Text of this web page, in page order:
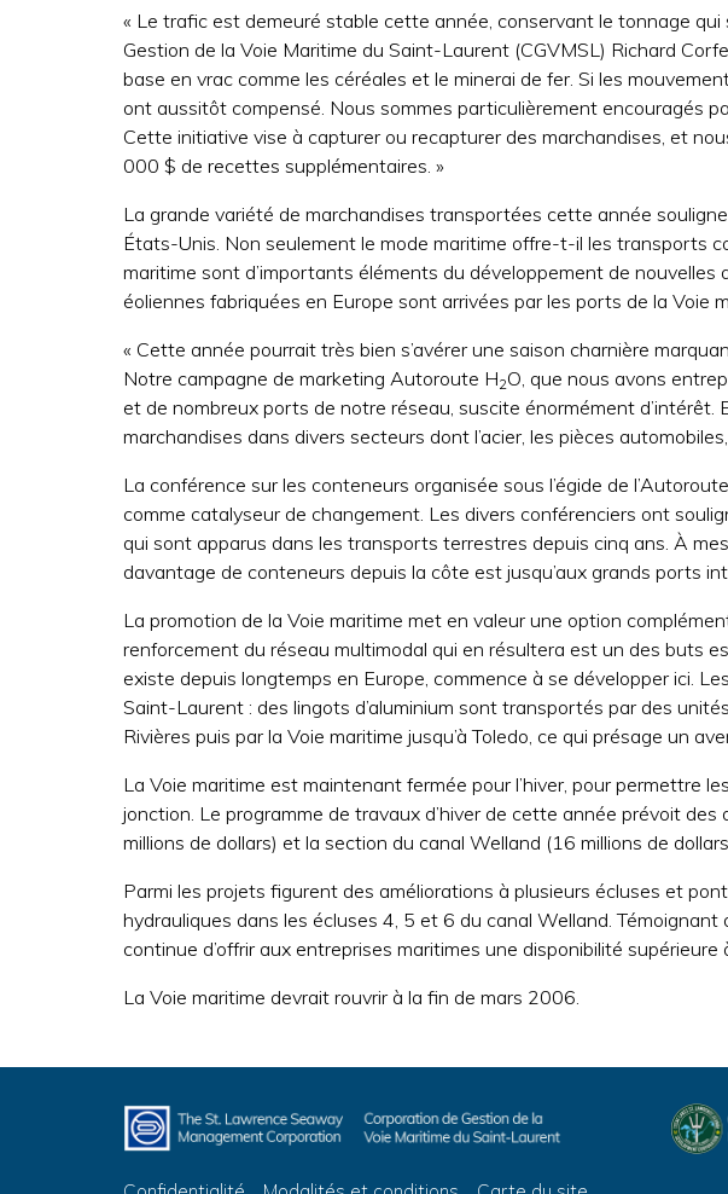
« Le trafic est demeuré stable cette année, conservant le tonnage
Gestion de la Voie Maritime du Saint-Laurent (CGVMSL) Richard
base en vrac comme les céréales et le minerai de fer. Si les
ont aussitôt compensé. Nous sommes particulièrement encouragés
Cette initiative vise à capturer ou recapturer des marchandises, et
000 $ de recettes supplémentaires. »
La grande variété de marchandises transportées cette année
États-Unis. Non seulement le mode maritime offre-t-il les transports
maritime sont d’importants éléments du développement de
éoliennes fabriquées en Europe sont arrivées par les ports de la Voie
« Cette année pourrait très bien s’avérer une saison charnière
Notre campagne de marketing Autoroute H2O, que nous avons
et de nombreux ports de notre réseau, suscite énormément
marchandises dans divers secteurs dont l’acier, les pièces
La conférence sur les conteneurs organisée sous l’égide de
comme catalyseur de changement. Les divers conférenciers ont
qui sont apparus dans les transports terrestres depuis cinq ans. À
davantage de conteneurs depuis la côte est jusqu’aux grands ports
La promotion de la Voie maritime met en valeur une option
renforcement du réseau multimodal qui en résultera est un des buts
existe depuis longtemps en Europe, commence à se développer ici.
Saint-Laurent : des lingots d’aluminium sont transportés par des
Rivières puis par la Voie maritime jusqu’à Toledo, ce qui présage un
La Voie maritime est maintenant fermée pour l’hiver, pour permettre
jonction. Le programme de travaux d’hiver de cette année prévoit
millions de dollars) et la section du canal Welland (16 millions de
Parmi les projets figurent des améliorations à plusieurs écluses et
hydrauliques dans les écluses 4, 5 et 6 du canal Welland.
continue d’offrir aux entreprises maritimes une disponibilité
La Voie maritime devrait rouvrir à la fin de mars 2006.